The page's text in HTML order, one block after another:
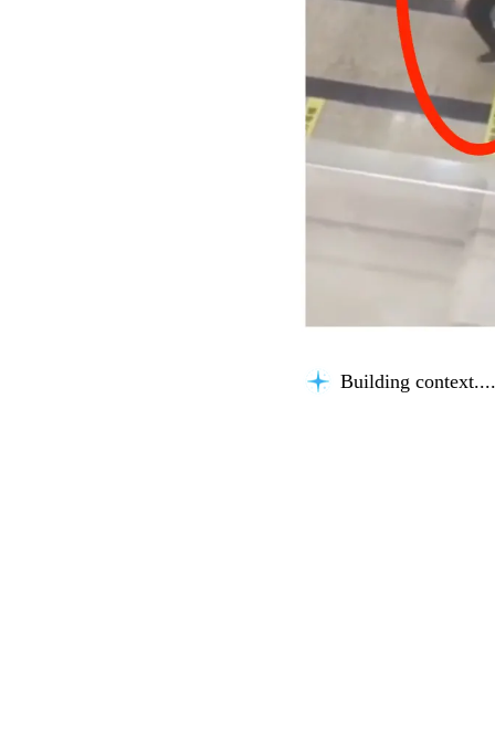
Building context...